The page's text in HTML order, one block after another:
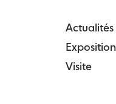
Actualités
Visite